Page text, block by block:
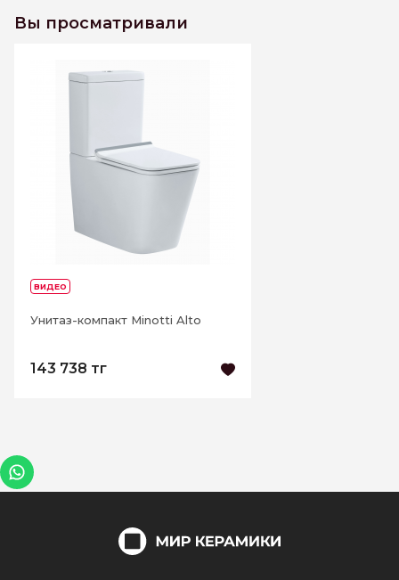
К этому товару еще нет отзывов. Будьте первым
Написать отзыв
Вы просматривали
ВИДЕО
Унитаз-компакт Minotti Alto
143 738 тг